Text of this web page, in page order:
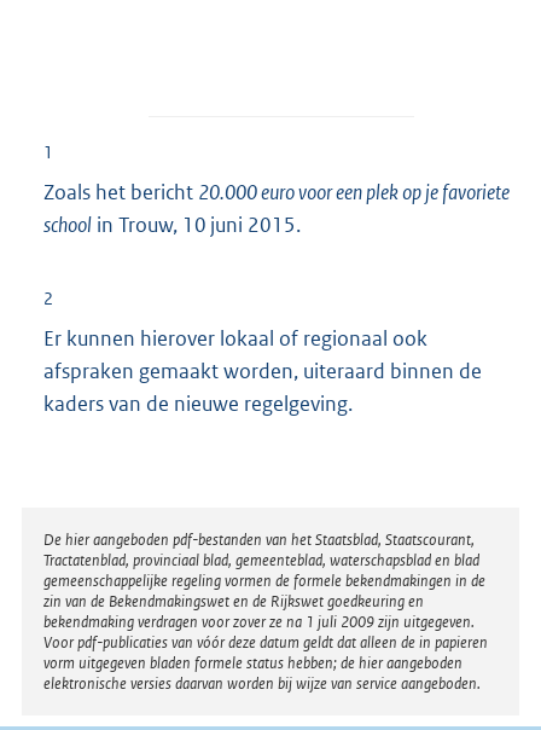
1
Zoals het bericht 20.000 euro voor een plek op je favoriete
school in Trouw, 10 juni 2015.
2
Er kunnen hierover lokaal of regionaal ook
afspraken gemaakt worden, uiteraard binnen de
kaders van de nieuwe regelgeving.
Disclaimer
De hier aangeboden pdf-bestanden van het Staatsblad, Staatscourant,
Tractatenblad, provinciaal blad, gemeenteblad, waterschapsblad en blad
gemeenschappelijke regeling vormen de formele bekendmakingen in de
zin van de Bekendmakingswet en de Rijkswet goedkeuring en
bekendmaking verdragen voor zover ze na 1 juli 2009 zijn uitgegeven.
Voor pdf-publicaties van vóór deze datum geldt dat alleen de in papieren
vorm uitgegeven bladen formele status hebben; de hier aangeboden
elektronische versies daarvan worden bij wijze van service aangeboden.